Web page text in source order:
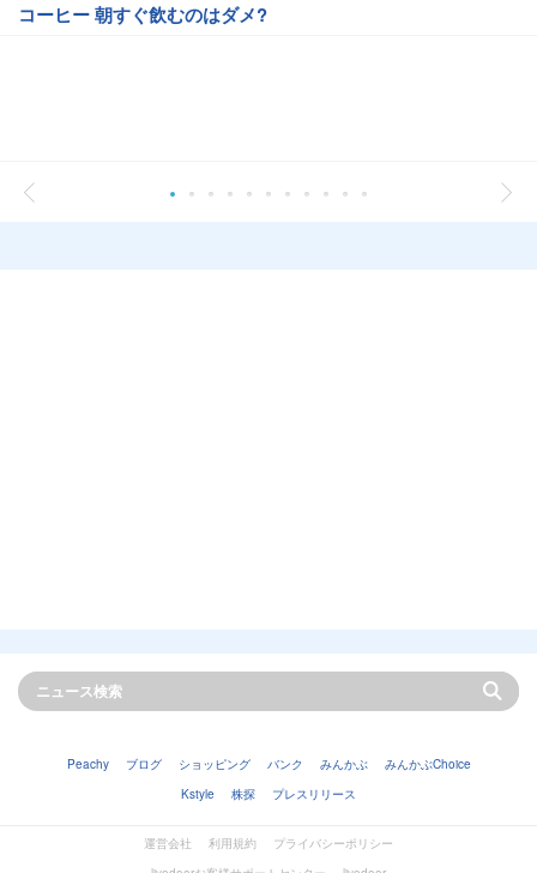
コーヒー 朝すぐ飲むのはダメ?
Peachy ブログ ショッピング バンク みんかぶ
みんかぶChoice
Kstyle
株探 プレスリリース
運営会社 利用規約
プライバシーポリシー